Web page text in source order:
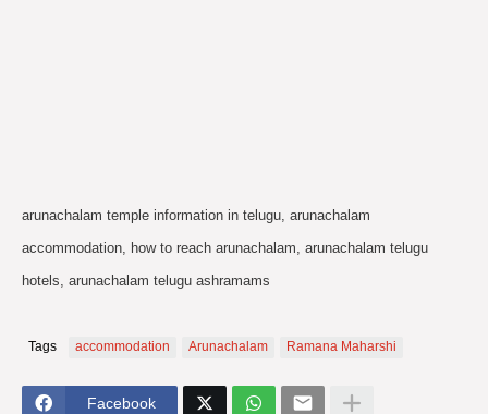
arunachalam temple information in telugu, arunachalam
accommodation, how to reach arunachalam, arunachalam telugu
hotels, arunachalam telugu ashramams
Tags accommodation Arunachalam Ramana Maharshi
Facebook